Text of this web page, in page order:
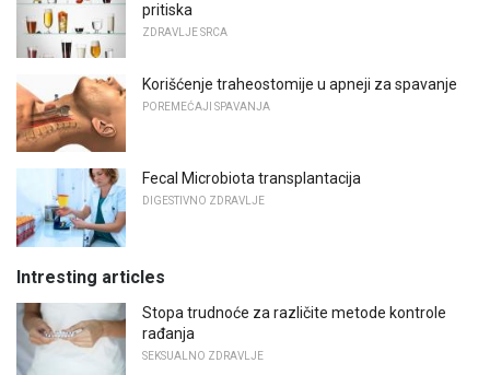
pritiska
ZDRAVLJE SRCA
Korišćenje traheostomije u apneji za spavanje
POREMEĆAJI SPAVANJA
Fecal Microbiota transplantacija
DIGESTIVNO ZDRAVLJE
Intresting articles
Stopa trudnoće za različite metode kontrole
rađanja
SEKSUALNO ZDRAVLJE